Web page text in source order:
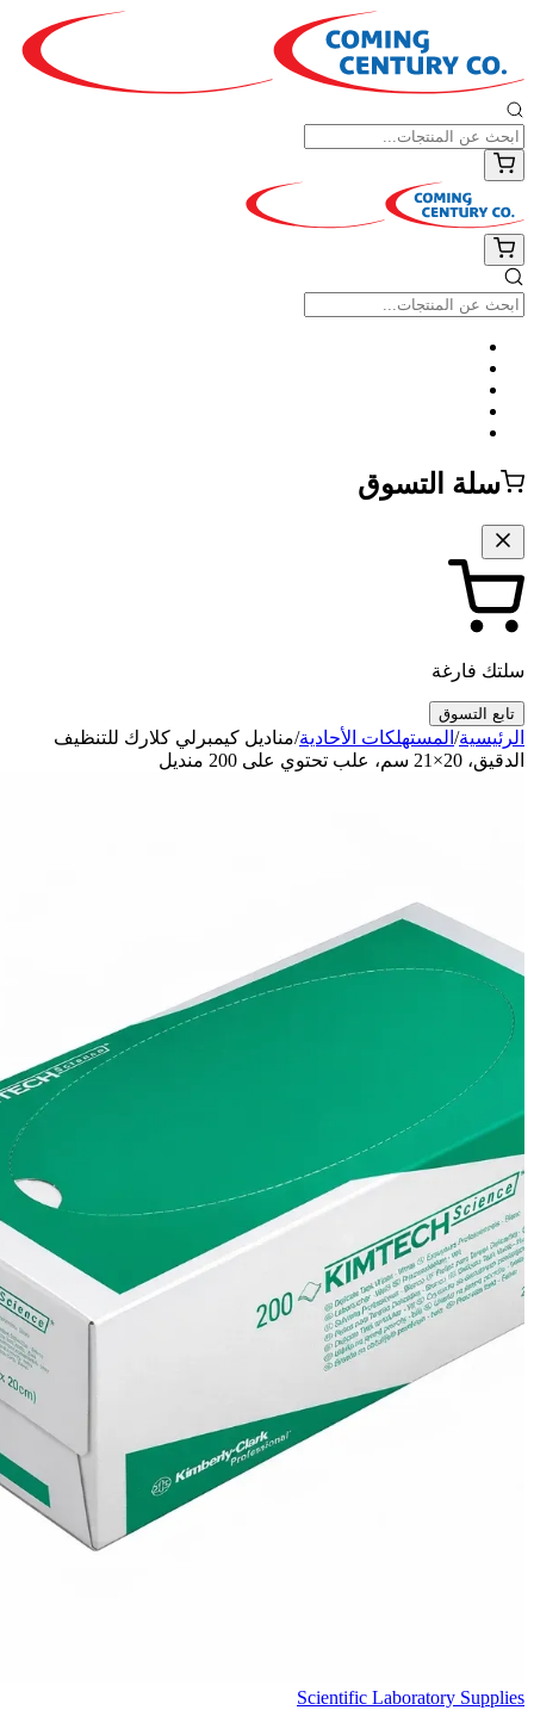
سلة التسوق
سلتك فارغة
تابع التسوق
الرئيسية/المستهلكات الأحادية/مناديل كيمبرلي كلارك للتنظيف
الدقيق، 20×21 سم، علب تحتوي على 200 منديل
Scientific Laboratory Supplies